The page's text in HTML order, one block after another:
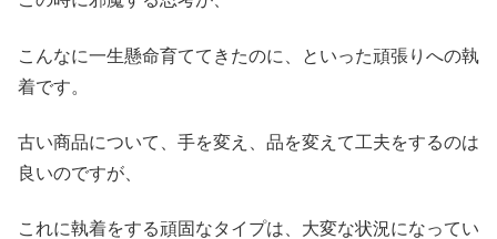
こんなに一生懸命育ててきたのに、といった頑張りへの執
着です。
古い商品について、手を変え、品を変えて工夫をするのは
良いのですが、
これに執着をする頑固なタイプは、大変な状況になってい